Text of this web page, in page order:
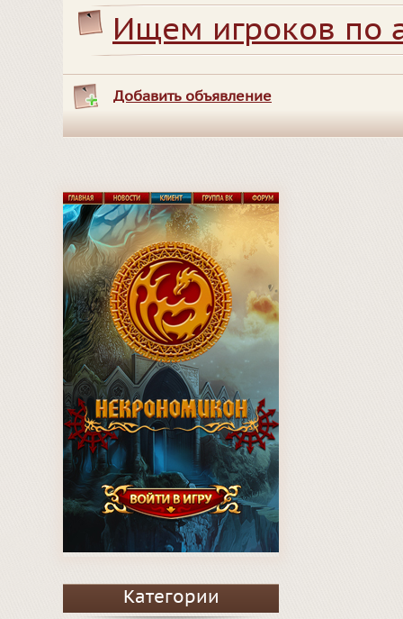
Ищем игроков по
Добавить объявление
Категории